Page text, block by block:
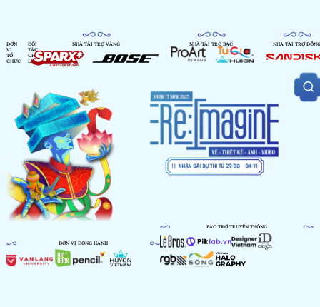
ĐƠN
VỊ
TỔ
CHỨC
ĐỐI
TÁC
CHIẾN
LƯỢC
NHÀ TÀI TRỢ VÀNG NHÀ TÀI TRỢ BẠC NHÀ TÀI TRỢ ĐỒNG
ĐƠN VỊ ĐỒNG HÀNH
BẢO TRỢ TRUYỀN THÔNG